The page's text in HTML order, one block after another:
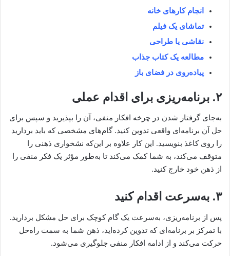
انجام کارهای خانه
تماشای یک فیلم
نقاشی یا طراحی
مطالعه یک کتاب جذاب
پیاده‌روی در فضای باز
۲. برنامه‌ریزی برای اقدام عملی
به‌جای گرفتار شدن در چرخه افکار منفی، آن را بپذیرید و سپس برای
حل آن برنامه‌ای واقعی تدوین کنید. گام‌های مشخصی که باید بردارید
را روی کاغذ بنویسید. این کار علاوه بر این‌که نشخواری ذهنی را
متوقف می‌کند، به شما کمک می‌کند تا به‌طور مؤثر یک فکر منفی را
از ذهن خود خارج کنید.
۳. به‌سرعت اقدام کنید
پس از برنامه‌ریزی، به‌سرعت یک گام کوچک برای حل مشکل بردارید.
با تمرکز بر برنامه‌ای که تدوین کرده‌اید، ذهن شما به سمت راه‌حل
حرکت می‌کند و از ادامه افکار منفی جلوگیری می‌شود.